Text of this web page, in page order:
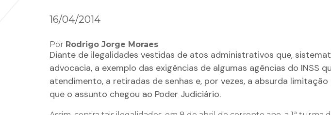
16/04/2014
Por Rodrigo Jorge Moraes
Diante de ilegalidades vestidas de atos administrativos que,
advocacia, a exemplo das exigências de algumas agências do
atendimento, a retiradas de senhas e, por vezes, a absurda
que o assunto chegou ao Poder Judiciário.